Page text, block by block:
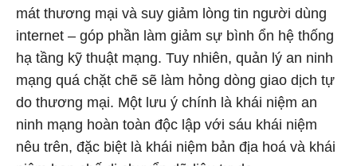
mát thương mại và suy giảm lòng tin người dùng
internet – góp phần làm giảm sự bình ổn hệ thống
hạ tầng kỹ thuật mạng. Tuy nhiên, quản lý an ninh
mạng quá chặt chẽ sẽ làm hỏng dòng giao dịch tự
do thương mại. Một lưu ý chính là khái niệm an
ninh mạng hoàn toàn độc lập với sáu khái niệm
nêu trên, đặc biệt là khái niệm bản địa hoá và khái